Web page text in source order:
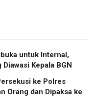
untuk Internal,
Kepala BGN
ke Polres
Orang dan Dipaksa ke